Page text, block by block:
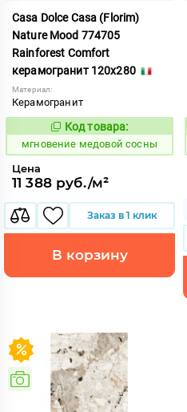
Casa Dolce Casa (Florim)
Nature Mood 774705
Rainforest Comfort
керамогранит 120x280
Материал:
Керамогранит
944472
Код товара:
мгновение медовой сосны
Цена
11 388 руб./м²
Заказ в 1 клик
В корзину